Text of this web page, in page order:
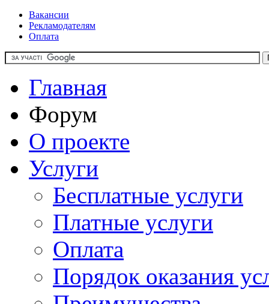
Вакансии
Рекламодателям
Оплата
Главная
Форум
О проекте
Услуги
Бесплатные услуги
Платные услуги
Оплата
Порядок оказания